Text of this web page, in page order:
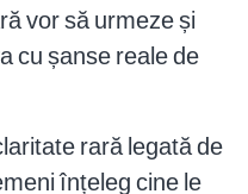
vor să urmeze și
cu șanse reale de
rară legată de
înțeleg cine le